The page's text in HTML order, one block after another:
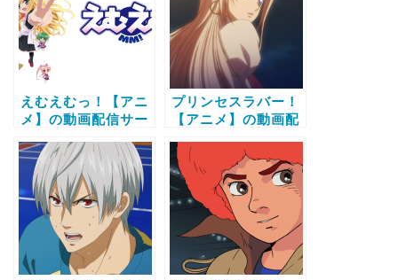
えむえむっ！【アニ
メ】の動画配信サー
話視聴する方法
プリンセスラバー！
【アニメ】の動画配
料で全話視聴する方
法